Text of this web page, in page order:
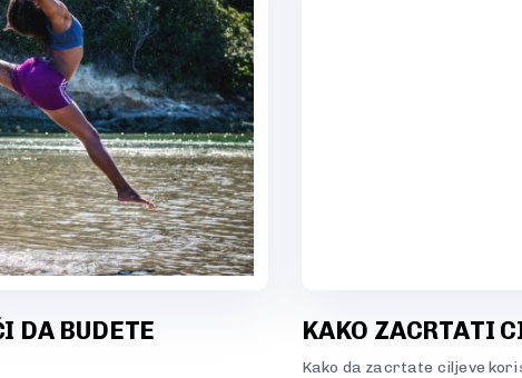
DA BUDETE
KAKO ZACRTATI
Kako da zacrtate ciljeve